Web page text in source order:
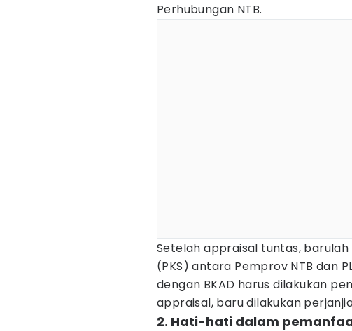
Perhubungan NTB.
Setelah appraisal tuntas,
(PKS) antara Pemprov NTB dan
dengan BKAD harus dilakukan
appraisal, baru dilakukan
2. Hati-hati dalam